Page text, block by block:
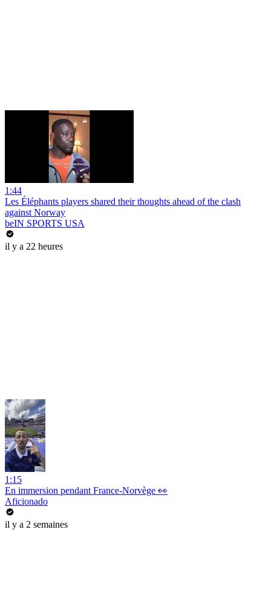
1:44
Les Éléphants players shared their thoughts ahead of the clash
against Norway
beIN SPORTS USA
il y a 22 heures
1:15
En immersion pendant France-Norvège 👀
Aficionado
il y a 2 semaines